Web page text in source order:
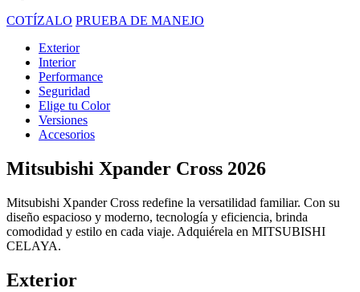
COTÍZALO PRUEBA DE MANEJO
Exterior
Interior
Performance
Seguridad
Elige tu Color
Versiones
Accesorios
Mitsubishi Xpander Cross 2026
Mitsubishi Xpander Cross redefine la versatilidad familiar. Con su
diseño espacioso y moderno, tecnología y eficiencia, brinda
comodidad y estilo en cada viaje. Adquiérela en MITSUBISHI
CELAYA.
Exterior